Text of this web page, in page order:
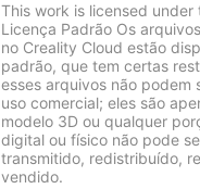
This work is licensed
Licença Padrão Os
no Creality Cloud estão
padrão, que tem certas
esses arquivos não podem
uso comercial; eles são
modelo 3D ou qualquer
digital ou físico não pode
transmitido, redistribuído,
vendido.